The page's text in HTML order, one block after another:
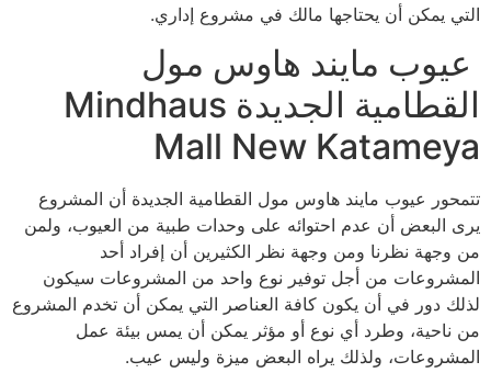
التي يمكن أن يحتاجها مالك في مشروع إداري.
عيوب مايند هاوس مول
القطامية الجديدة Mindhaus
Mall New Katameya
تتمحور عيوب مايند هاوس مول القطامية الجديدة أن المشروع
يرى البعض أن عدم احتوائه على وحدات طبية من العيوب، ولمن
من وجهة نظرنا ومن وجهة نظر الكثيرين أن إفراد أحد
المشروعات من أجل توفير نوع واحد من المشروعات سيكون
لذلك دور في أن يكون كافة العناصر التي يمكن أن تخدم المشروع
من ناحية، وطرد أي نوع أو مؤثر يمكن أن يمس بيئة عمل
المشروعات، ولذلك يراه البعض ميزة وليس عيب.